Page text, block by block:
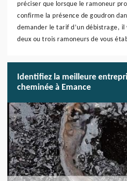
préciser que lorsque le ramoneur
confirme la présence de goudron
demander le tarif d’un débistrage, il
deux ou trois ramoneurs de vous
Identifiez la meilleure
cheminée à Emance